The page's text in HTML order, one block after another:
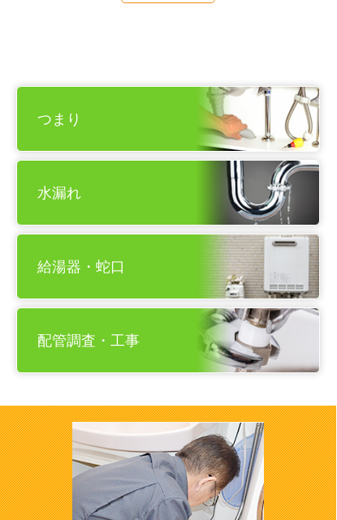
つまり
水漏れ
給湯器・蛇口
配管調査・工事